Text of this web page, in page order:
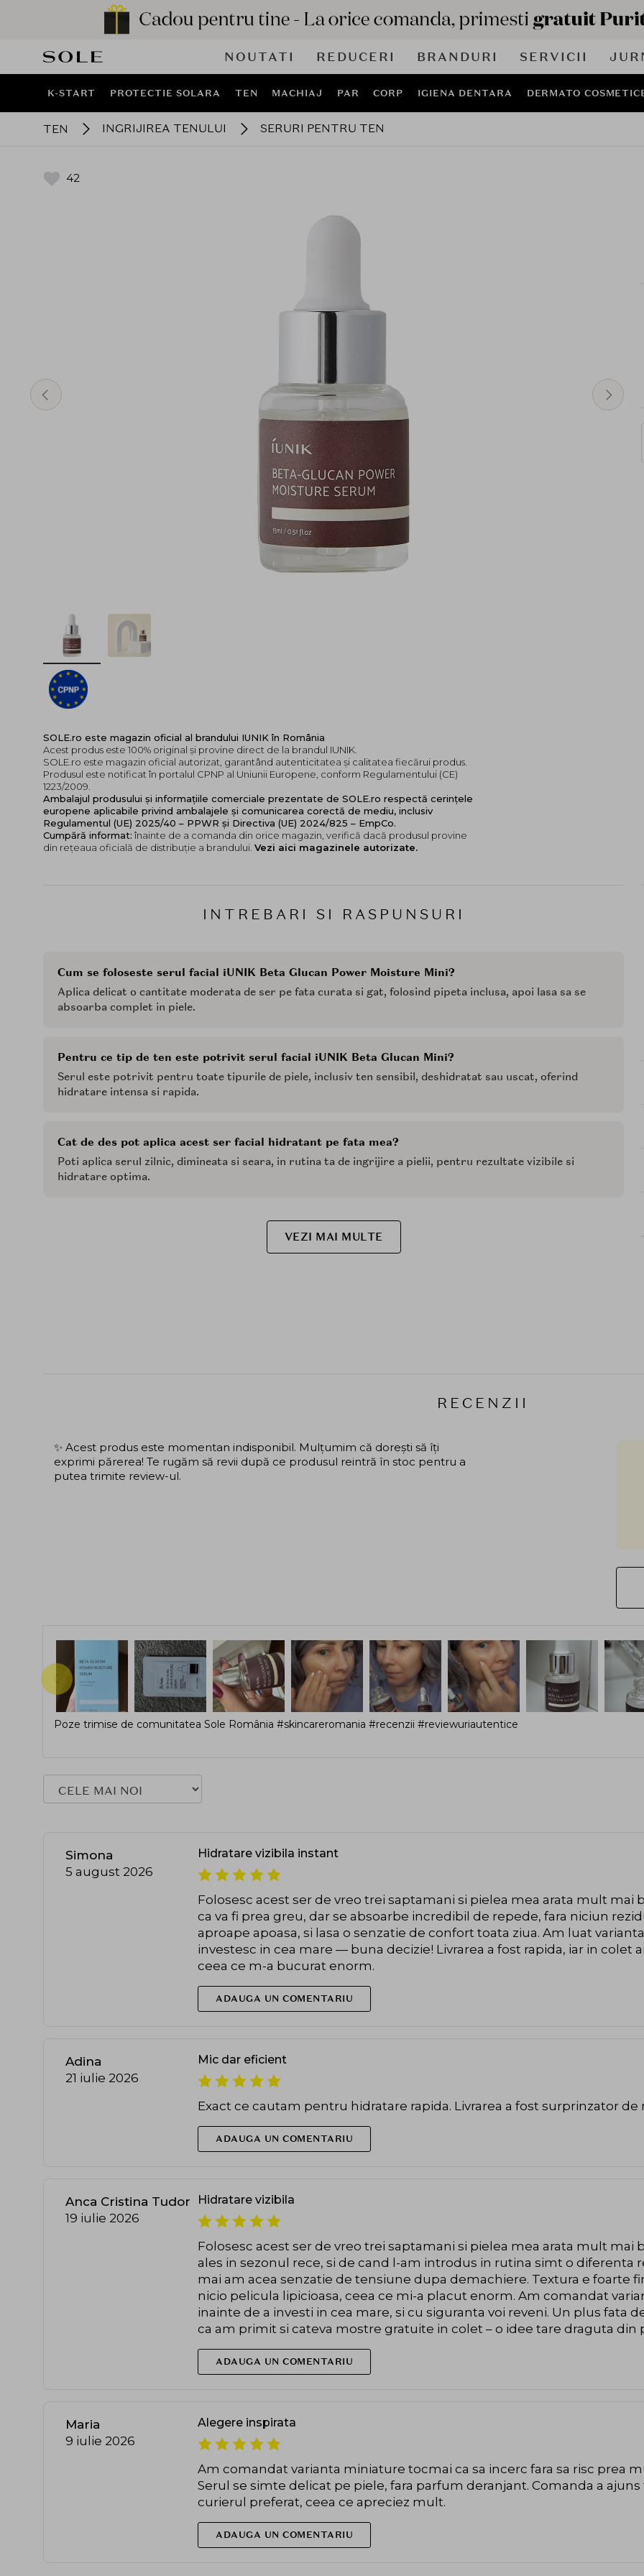
NOUTATI REDUCERI BRANDURI SERVICII
K-START PROTECTIE SOLARA TEN MACHIAJ PAR CORP IGIENA DENTARA DERMATO
TEN INGRIJIREA TENULUI SERURI PENTRU TEN
42
SOLE.ro este magazin oficial al brandului IUNIK în România
Acest produs este 100% original și provine direct de la brandul IUNIK.
SOLE.ro este magazin oficial autorizat, garantând autenticitatea și calitatea fiecărui produs.
Produsul este notificat în portalul CPNP al Uniunii Europene, conform Regulamentului (CE)
1223/2009.
Ambalajul produsului și informațiile comerciale prezentate de SOLE.ro respectă cerințele
europene aplicabile privind ambalajele și comunicarea corectă de mediu, inclusiv
Regulamentul (UE) 2025/40 – PPWR și Directiva (UE) 2024/825 – EmpCo.
Cumpără informat: înainte de a comanda din orice magazin, verifică dacă produsul provine
din rețeaua oficială de distribuție a brandului. Vezi aici magazinele autorizate.
INTREBARI SI RASPUNSURI
Cum se foloseste serul facial iUNIK Beta Glucan Power Moisture Mini?
Aplica delicat o cantitate moderata de ser pe fata curata si gat, folosind pipeta inclusa, apoi lasa sa se
absoarba complet in piele.
Pentru ce tip de ten este potrivit serul facial iUNIK Beta Glucan Mini?
Serul este potrivit pentru toate tipurile de piele, inclusiv ten sensibil, deshidratat sau uscat, oferind
hidratare intensa si rapida.
Cat de des pot aplica acest ser facial hidratant pe fata mea?
Poti aplica serul zilnic, dimineata si seara, in rutina ta de ingrijire a pielii, pentru rezultate vizibile si
hidratare optima.
VEZI MAI MULTE
RECENZII
✨ Acest produs este momentan indisponibil. Mulțumim că dorești să îți
exprimi părerea! Te rugăm să revii după ce produsul reintră în stoc pentru a
putea trimite review-ul.
Poze trimise de comunitatea Sole România #skincareromania #recenzii #reviewuriautentice
Simona
5 august 2026
Hidratare vizibila instant
Folosesc acest ser de vreo trei saptamani si pielea mea arata mult
ca va fi prea greu, dar se absoarbe incredibil de repede, fara niciun
aproape apoasa, si lasa o senzatie de confort toata ziua. Am luat
investesc in cea mare — buna decizie! Livrarea a fost rapida, iar in colet
ceea ce m-a bucurat enorm.
ADAUGA UN COMENTARIU
Adina
21 iulie 2026
Mic dar eficient
Exact ce cautam pentru hidratare rapida. Livrarea a fost surprinzator de
ADAUGA UN COMENTARIU
Anca Cristina Tudor
19 iulie 2026
Hidratare vizibila
Folosesc acest ser de vreo trei saptamani si pielea mea arata mult mai
ales in sezonul rece, si de cand l-am introdus in rutina simt o diferenta
mai am acea senzatie de tensiune dupa demachiere. Textura e foarte
nicio pelicula lipicioasa, ceea ce mi-a placut enorm. Am comandat
inainte de a investi in cea mare, si cu siguranta voi reveni. Un plus fata
ca am primit si cateva mostre gratuite in colet – o idee tare draguta din
ADAUGA UN COMENTARIU
Maria
9 iulie 2026
Alegere inspirata
Am comandat varianta miniature tocmai ca sa incerc fara sa risc prea
Serul se simte delicat pe piele, fara parfum deranjant. Comanda a
curierul preferat, ceea ce apreciez mult.
ADAUGA UN COMENTARIU